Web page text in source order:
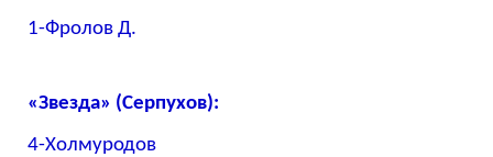
1-Фролов Д.
«Звезда» (Серпухов):
4-Холмуродов